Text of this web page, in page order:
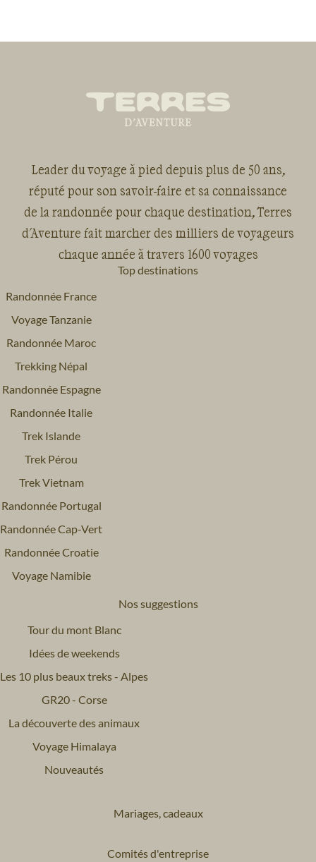
Leader du voyage à pied depuis plus de 50 ans,
réputé pour son savoir-faire et sa connaissance
de la randonnée pour chaque destination, Terres
d'Aventure fait marcher des milliers de voyageurs
chaque année à travers 1600 voyages
Top destinations
Randonnée France
Voyage Tanzanie
Randonnée Maroc
Trekking Népal
Randonnée Espagne
Randonnée Italie
Trek Islande
Trek Pérou
Trek Vietnam
Randonnée Portugal
Randonnée Cap-Vert
Randonnée Croatie
Voyage Namibie
Nos suggestions
Tour du mont Blanc
Idées de weekends
Les 10 plus beaux treks - Alpes
GR20 - Corse
La découverte des animaux
Voyage Himalaya
Nouveautés
Mariages, cadeaux
Comités d'entreprise